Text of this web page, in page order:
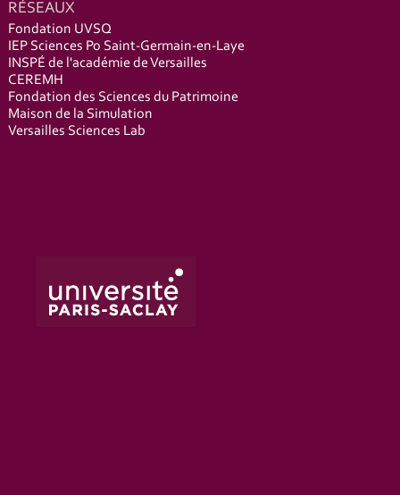
RÉSEAUX
Fondation UVSQ
IEP Sciences Po Saint-Germain-en-Laye
INSPÉ de l'académie de Versailles
CEREMH
Fondation des Sciences du Patrimoine
Maison de la Simulation
Versailles Sciences Lab